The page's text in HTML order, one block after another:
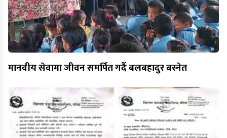
मानवीय सेवामा जीवन समर्पित गर्दै बलबहादुर बस्नेत